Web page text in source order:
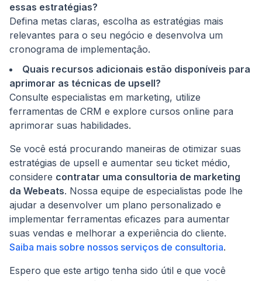
essas estratégias?
Defina metas claras, escolha as estratégias mais
relevantes para o seu negócio e desenvolva um
cronograma de implementação.
Quais recursos adicionais estão disponíveis para
aprimorar as técnicas de upsell?
Consulte especialistas em marketing, utilize
ferramentas de CRM e explore cursos online para
aprimorar suas habilidades.
Se você está procurando maneiras de otimizar suas
estratégias de upsell e aumentar seu ticket médio,
considere contratar uma consultoria de marketing
da Webeats. Nossa equipe de especialistas pode lhe
ajudar a desenvolver um plano personalizado e
implementar ferramentas eficazes para aumentar
suas vendas e melhorar a experiência do cliente.
Saiba mais sobre nossos serviços de consultoria.
Espero que este artigo tenha sido útil e que você